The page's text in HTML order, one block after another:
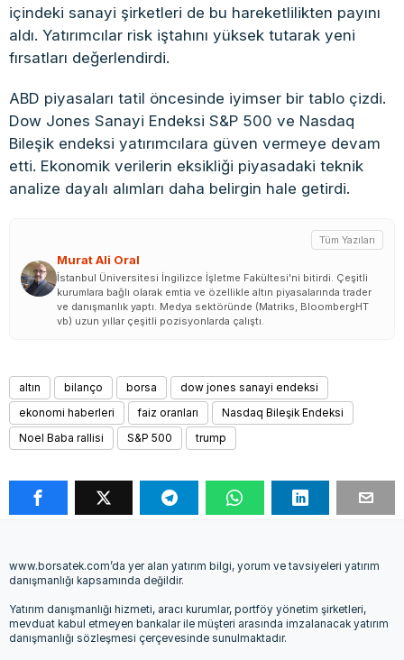
içindeki sanayi şirketleri de bu hareketlilikten payını
aldı. Yatırımcılar risk iştahını yüksek tutarak yeni
fırsatları değerlendirdi.
ABD piyasaları tatil öncesinde iyimser bir tablo çizdi.
Dow Jones Sanayi Endeksi S&P 500 ve Nasdaq
Bileşik endeksi yatırımcılara güven vermeye devam
etti. Ekonomik verilerin eksikliği piyasadaki teknik
analize dayalı alımları daha belirgin hale getirdi.
Murat Ali Oral
Tüm Yazıları
İstanbul Üniversitesi İngilizce İşletme Fakültesi'ni bitirdi. Çeşitli
kurumlara bağlı olarak emtia ve özellikle altın piyasalarında trader
ve danışmanlık yaptı. Medya sektöründe (Matriks, BloombergHT
vb) uzun yıllar çeşitli pozisyonlarda çalıştı.
altın bilanço borsa
dow jones sanayi endeksi
ekonomi haberleri
faiz oranları
Nasdaq Bileşik Endeksi
Noel Baba rallisi
S&P 500 trump
www.borsatek.com’da yer alan yatırım bilgi, yorum ve tavsiyeleri yatırım
danışmanlığı kapsamında değildir.
Yatırım danışmanlığı hizmeti, aracı kurumlar, portföy yönetim şirketleri,
mevduat kabul etmeyen bankalar ile müşteri arasında imzalanacak yatırım
danışmanlığı sözleşmesi çerçevesinde sunulmaktadır.